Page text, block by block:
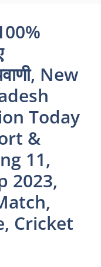
New
Today
&
11,
2023,
Cricket